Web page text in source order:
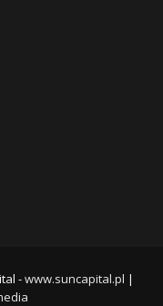
-www.suncapital.pl |